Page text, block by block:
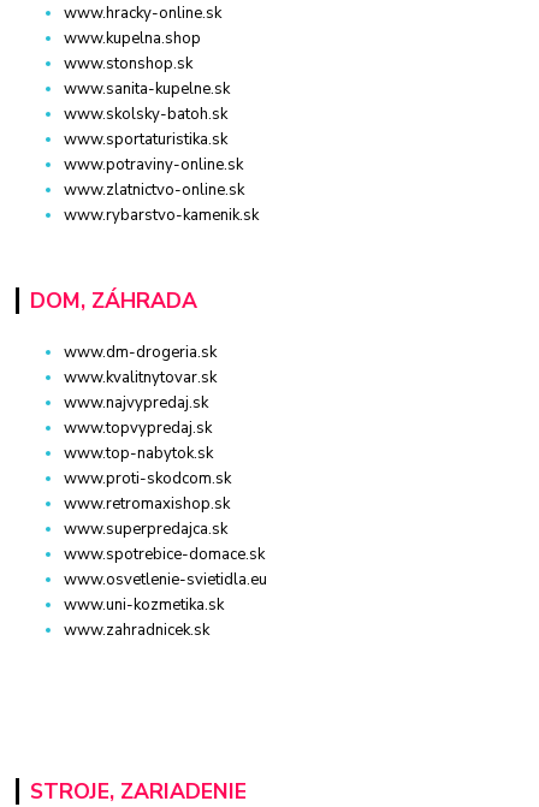
www.hracky-online.sk
www.kupelna.shop
www.stonshop.sk
www.sanita-kupelne.sk
www.skolsky-batoh.sk
www.sportaturistika.sk
www.potraviny-online.sk
www.zlatnictvo-online.sk
www.rybarstvo-kamenik.sk
DOM, ZÁHRADA
www.dm-drogeria.sk
www.kvalitnytovar.sk
www.najvypredaj.sk
www.topvypredaj.sk
www.top-nabytok.sk
www.proti-skodcom.sk
www.retromaxishop.sk
www.superpredajca.sk
www.spotrebice-domace.sk
www.osvetlenie-svietidla.eu
www.uni-kozmetika.sk
www.zahradnicek.sk
STROJE, ZARIADENIE